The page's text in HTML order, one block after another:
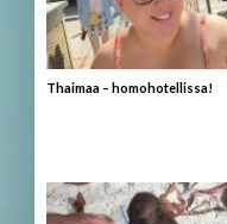
Thaimaa – homohotellissa!